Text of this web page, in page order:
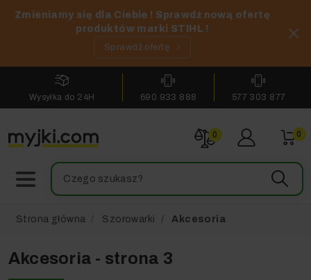
Zmieniamy się dla Ciebie ! Sprawdź nową ofertę
produktów marki STIHL !
Sprawdź ofertę
Wysyłka do 24H 690 933 888 577 303 877
0 0
Strona główna Szorowarki Akcesoria
Akcesoria - strona 3